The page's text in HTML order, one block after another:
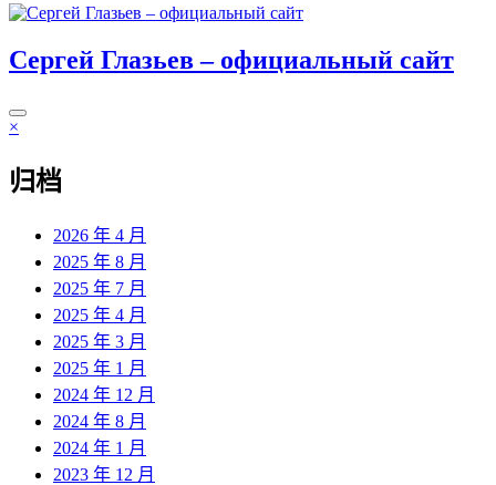
Сергей Глазьев – официальный сайт
×
归档
2026 年 4 月
2025 年 8 月
2025 年 7 月
2025 年 4 月
2025 年 3 月
2025 年 1 月
2024 年 12 月
2024 年 8 月
2024 年 1 月
2023 年 12 月